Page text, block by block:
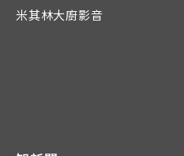
米其林大廚影音